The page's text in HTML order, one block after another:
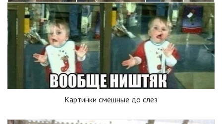
Картинки смешные до слез